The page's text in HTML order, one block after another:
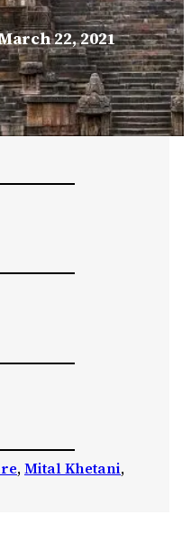
22, 2021
, Mital Khetani